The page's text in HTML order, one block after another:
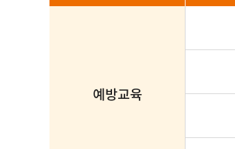
예방교육